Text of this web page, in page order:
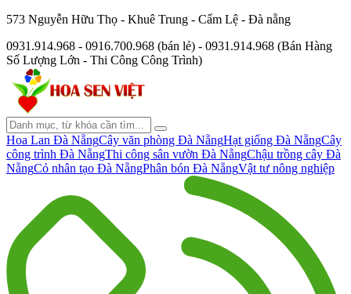
573 Nguyễn Hữu Thọ - Khuê Trung - Cẩm Lệ - Đà nẵng
0931.914.968 - 0916.700.968 (bán lẻ) - 0931.914.968 (Bán Hàng
Số Lượng Lớn - Thi Công Công Trình)
Hoa Lan Đà NẵngCây văn phòng Đà NẵngHạt giống Đà NẵngCây
công trình Đà NẵngThi công sân vườn Đà NẵngChậu trồng cây Đà
NẵngCỏ nhân tạo Đà NẵngPhân bón Đà NẵngVật tư nông nghiệp